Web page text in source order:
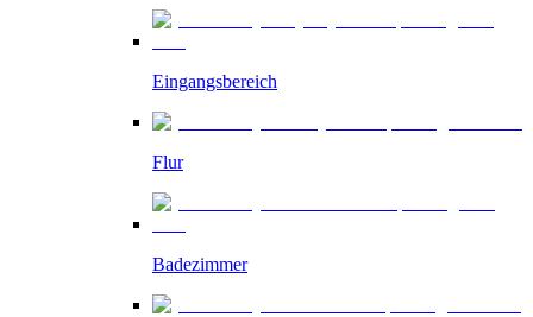
Eingangsbereich
Flur
Badezimmer